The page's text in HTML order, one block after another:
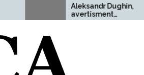
Aleksandr Dughin,
cutremurător: ”Un Al
este mai mult decât
probabil. În acest an va
trebui să participăm la o
luptă a tuturor împotriva
tuturor”